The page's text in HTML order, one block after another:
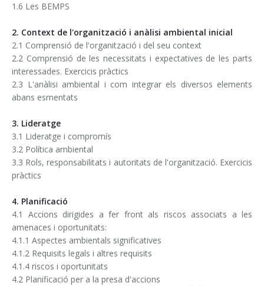
1.6 Les BEMPS
2. Context de l'organització i anàlisi ambiental inicial
2.1 Comprensió de l'organització i del seu context
2.2 Comprensió de les necessitats i expectatives de les parts
interessades. Exercicis pràctics
2.3 L'anàlisi ambiental i com integrar els diversos elements
abans esmentats
3. Lideratge
3.1 Lideratge i compromís
3.2 Política ambiental
3.3 Rols, responsabilitats i autoritats de l'organització. Exercicis
pràctics
4. Planificació
4.1 Accions dirigides a fer front als riscos associats a les
amenaces i oportunitats:
4.1.1 Aspectes ambientals significatives
4.1.2 Requisits legals i altres requisits
4.1.4 riscos i oportunitats
4.2 Planificació per a la presa d'accions